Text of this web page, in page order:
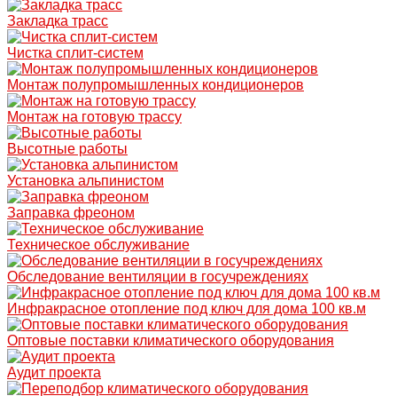
Закладка трасс
Чистка сплит-систем
Монтаж полупромышленных кондиционеров
Монтаж на готовую трассу
Высотные работы
Установка альпинистом
Заправка фреоном
Техническое обслуживание
Обследование вентиляции в госучреждениях
Инфракрасное отопление под ключ для дома 100 кв.м
Оптовые поставки климатического оборудования
Аудит проекта